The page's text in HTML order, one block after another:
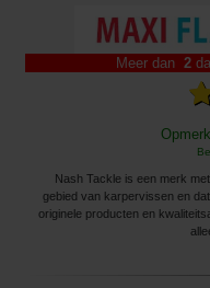
Meer dan 2
Nash Tackle is een merk
gebied van karpervissen en
originele producten en